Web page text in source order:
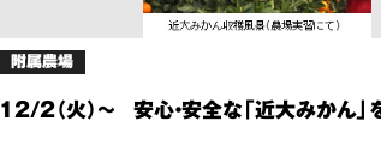
附属農場
12/2（火）～ 安心・安全な「近大みかん」